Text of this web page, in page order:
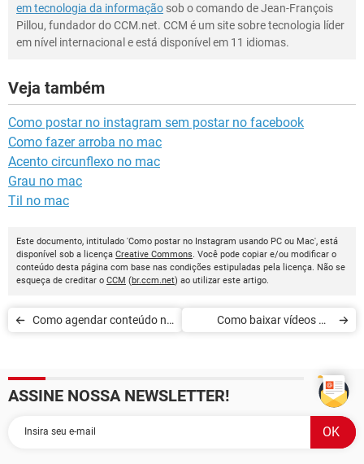
em tecnologia da informação sob o comando de Jean-François
Pillou, fundador do CCM.net. CCM é um site sobre tecnologia líder
em nível internacional e está disponível em 11 idiomas.
Veja também
Como postar no instagram sem postar no facebook
Como fazer arroba no mac
Acento circunflexo no mac
Grau no mac
Til no mac
Este documento, intitulado 'Como postar no Instagram usando PC ou Mac', está
disponível sob a licença Creative Commons. Você pode copiar e/ou modificar o
conteúdo desta página com base nas condições estipuladas pela licença. Não se
esqueça de creditar o CCM (br.ccm.net) ao utilizar este artigo.
Como agendar conteúdo no
Como baixar vídeos do
ASSINE NOSSA NEWSLETTER!